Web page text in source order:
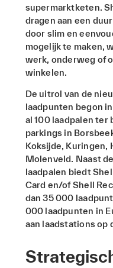
supermarktketen.
dragen aan een
door slim en
mogelijk te maken,
werk, onderweg of
winkelen.
De uitrol van de
laadpunten begon
al 100 laadpalen ter
parkings in
Koksijde, Kuringen,
Molenveld. Naast
laadpalen biedt
Card en/of Shell
dan 35 000
000 laadpunten in
aan laadstations op